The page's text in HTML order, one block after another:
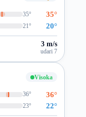
35° 35°
21° 20°
3 m/s
udari 7
Visoka
36° 36°
23° 22°